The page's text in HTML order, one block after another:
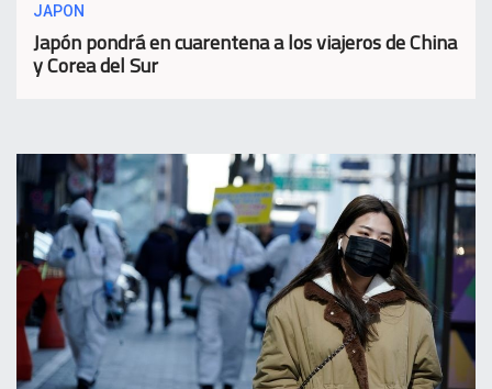
JAPON
Japón pondrá en cuarentena a los viajeros de China
y Corea del Sur